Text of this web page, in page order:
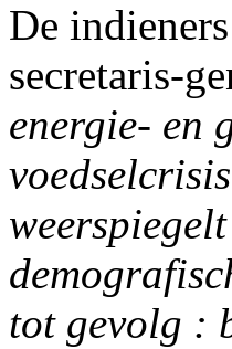
De
secretaris-
energie- en
tot gevolg :